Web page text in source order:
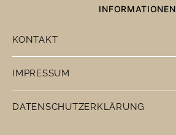
INFORMATIONEN
KONTAKT
IMPRESSUM
DATENSCHUTZERKLÄRUNG